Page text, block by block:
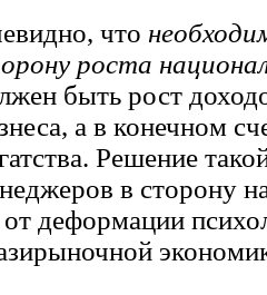
что
роста
быть рост
а в конечном
Решение
в сторону
деформации